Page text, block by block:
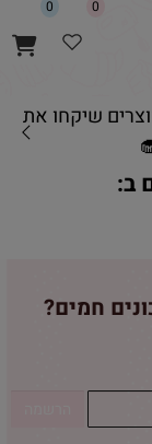
שיקחו את
0 0
ב:
חמים?